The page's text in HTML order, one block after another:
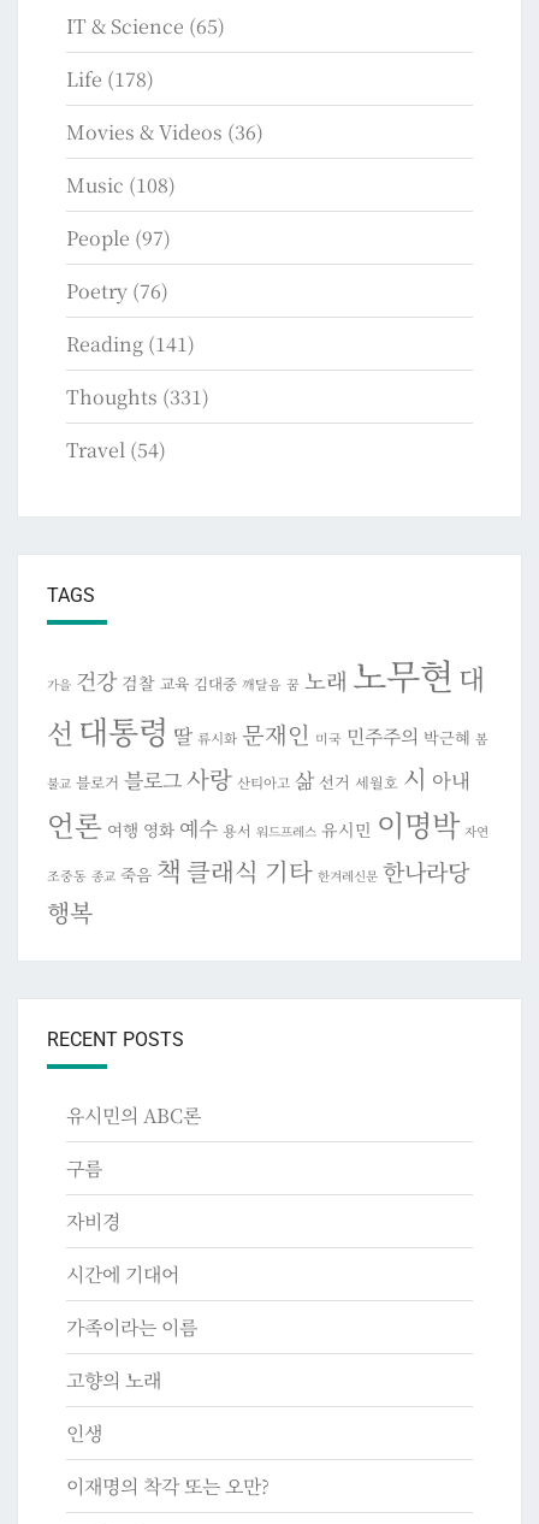
IT & Science (65)
Life (178)
Movies & Videos (36)
Music (108)
People (97)
Poetry (76)
Reading (141)
Thoughts (331)
Travel (54)
TAGS
가을 건강 검찰 교육 김대중 깨달음 꿈 노래 노무현 대
선 대통령 딸 류시화 문재인 미국 민주주의 박근혜 봄
불교 블로거 블로그사랑 산티아고 삶 선거 세월호 시 아내
언론 여행 영화 예수 용서 워드프레스 유시민 이명박 자연
조중동 종교 죽음 책 클래식 기타 한겨레신문 한나라당
행복
RECENT POSTS
유시민의 ABC론
구름
자비경
시간에 기대어
가족이라는 이름
고향의 노래
인생
이재명의 착각 또는 오만?